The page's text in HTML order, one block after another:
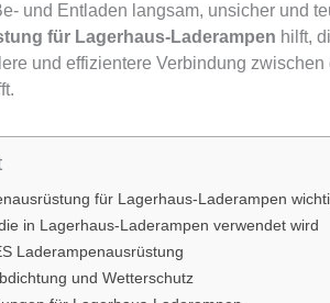
und Entladen langsam, unsicher und
für Lagerhaus-Laderampen hilft,
und effizientere Verbindung
für Lagerhaus-Laderampen
in Lagerhaus-Laderampen verwendet wird
Laderampenausrüstung
und Wetterschutz